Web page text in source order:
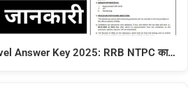
Answer Key 2025: RRB NTPC का…